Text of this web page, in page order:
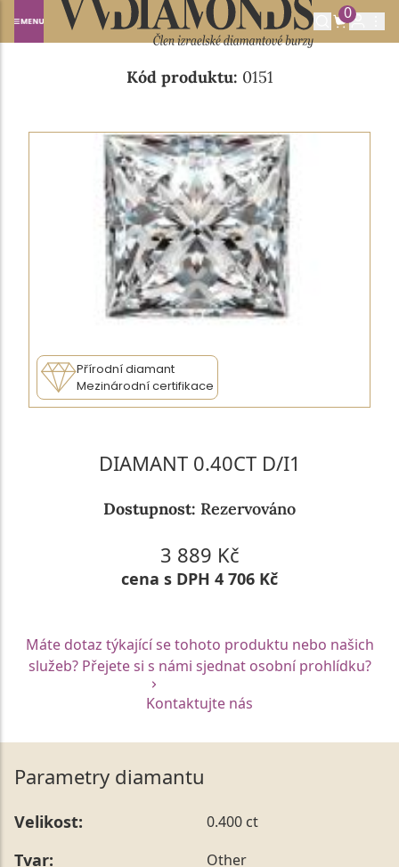
0
Domů NABÍDKA DIAMANTŮ 0.40CT D/I1
Kód produktu: 0151
Přírodní diamant
Mezinárodní certifikace
DIAMANT 0.40CT D/I1
Dostupnost: Rezervováno
3 889 Kč
cena s DPH 4 706 Kč
Máte dotaz týkající se tohoto produktu nebo našich
služeb? Přejete si s námi sjednat osobní prohlídku?
Kontaktujte nás
Parametry diamantu
Velikost: 0.400 ct
Tvar: Other